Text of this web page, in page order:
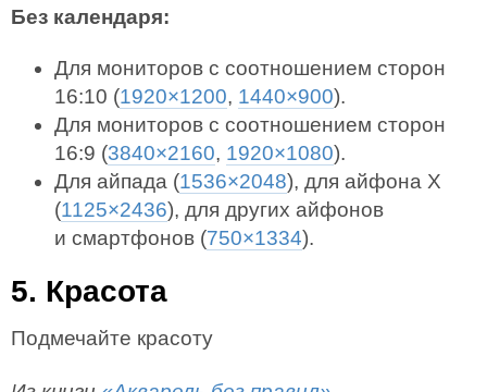
Без календаря:
Для мониторов с соотношением сторон
16:10 (1920×1200, 1440×900).
Для мониторов с соотношением сторон
16:9 (3840×2160, 1920×1080).
Для айпада (1536×2048), для айфона X
(1125×2436), для других айфонов
и смартфонов (750×1334).
5. Красота
Подмечайте красоту